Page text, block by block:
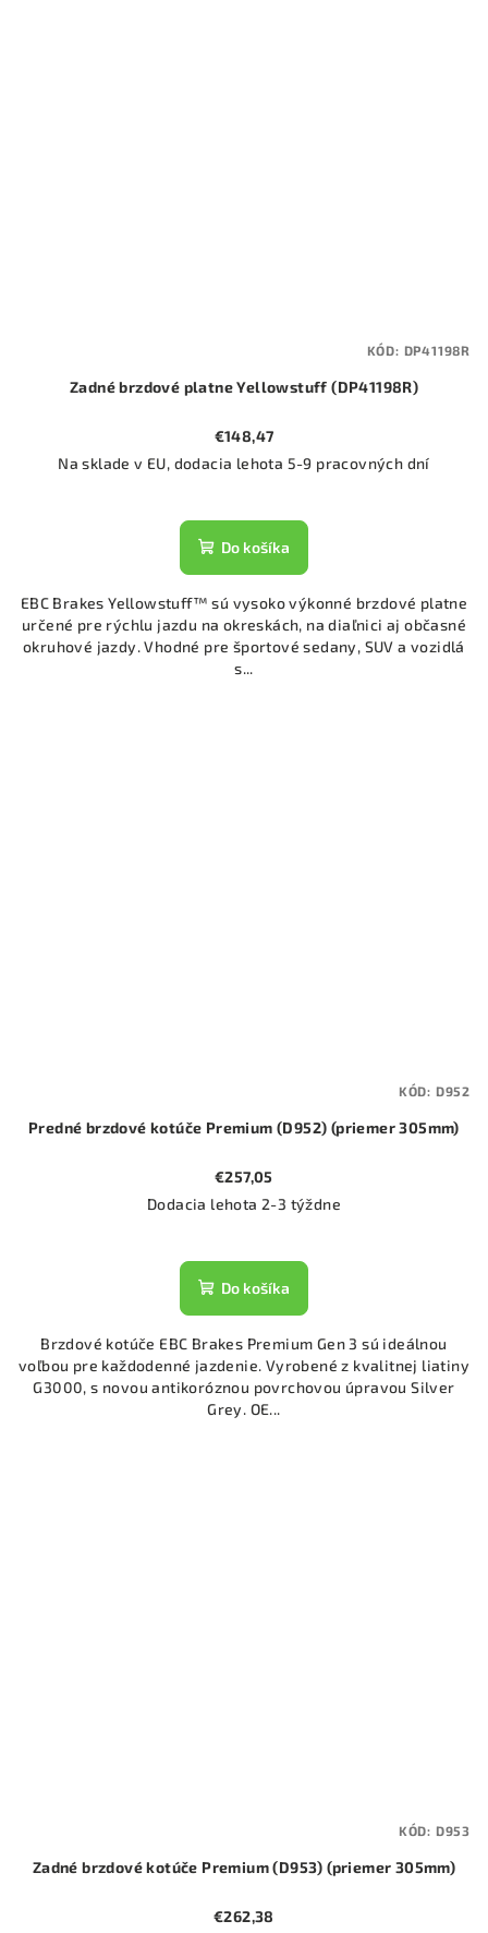
Zadné brzdové platne Yellowstuff (DP41198R)
€148,47
Na sklade v EU, dodacia lehota 5-9 pracovných dní
Do košíka
EBC Brakes Yellowstuff™ sú vysoko výkonné brzdové platne
určené pre rýchlu jazdu na okreskách, na diaľnici aj občasné
okruhové jazdy. Vhodné pre športové sedany, SUV a vozidlá
s...
KÓD: DP41198R
Predné brzdové kotúče Premium (D952) (priemer 305mm)
€257,05
Dodacia lehota 2-3 týždne
Do košíka
Brzdové kotúče EBC Brakes Premium Gen 3 sú ideálnou
voľbou pre každodenné jazdenie. Vyrobené z kvalitnej liatiny
G3000, s novou antikoróznou povrchovou úpravou Silver
Grey. OE...
KÓD: D952
Zadné brzdové kotúče Premium (D953) (priemer 305mm)
€262,38
KÓD: D953